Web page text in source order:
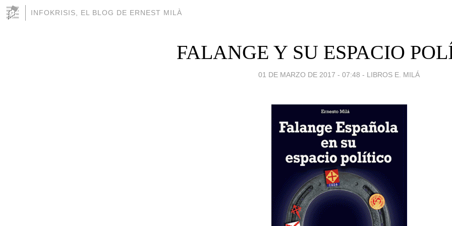
INFOKRISIS, EL BLOG DE ERNEST MILÀ
FALANGE Y SU ESPACIO
01 DE MARZO DE 2017 - 07:48 - LIBROS E. MILÁ